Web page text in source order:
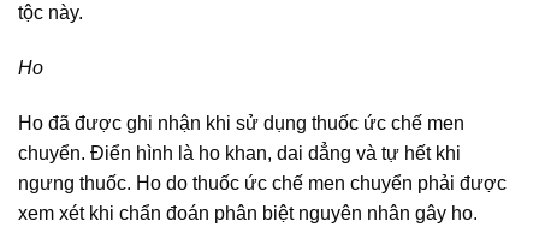
tộc này.
Ho
Ho đã được ghi nhận khi sử dụng thuốc ức chế men
chuyển. Điển hình là ho khan, dai dẳng và tự hết khi
ngưng thuốc. Ho do thuốc ức chế men chuyển phải được
xem xét khi chẩn đoán phân biệt nguyên nhân gây ho.